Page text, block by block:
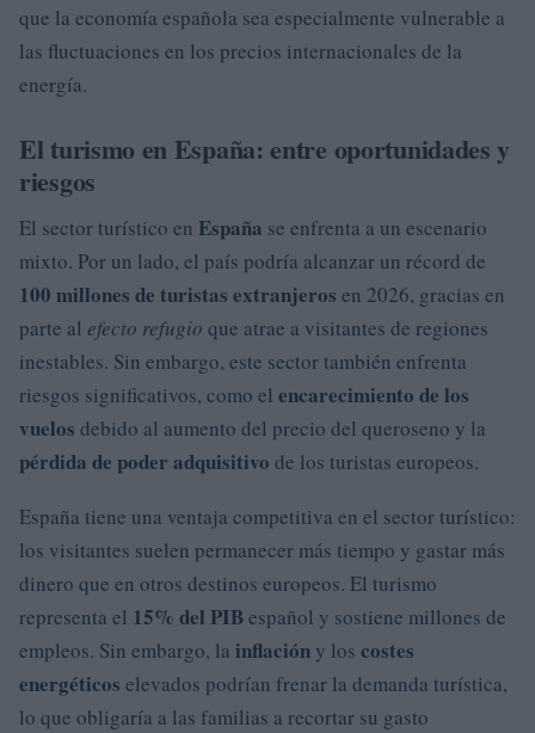
que la economía española sea especialmente vulnerable a
las fluctuaciones en los precios internacionales de la
energía.
El turismo en España: entre oportunidades y
riesgos
El sector turístico en España se enfrenta a un escenario
mixto. Por un lado, el país podría alcanzar un récord de
100 millones de turistas extranjeros en 2026, gracias en
parte al efecto refugio que atrae a visitantes de regiones
inestables. Sin embargo, este sector también enfrenta
riesgos significativos, como el encarecimiento de los
vuelos debido al aumento del precio del queroseno y la
pérdida de poder adquisitivo de los turistas europeos.
España tiene una ventaja competitiva en el sector turístico:
los visitantes suelen permanecer más tiempo y gastar más
dinero que en otros destinos europeos. El turismo
representa el 15% del PIBespañol y sostiene millones de
empleos. Sin embargo, la inflación y los costes
energéticos elevados podrían frenar la demanda turística,
lo que obligaría a las familias a recortar su gasto